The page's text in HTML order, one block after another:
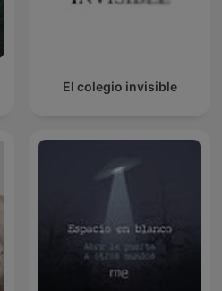
El colegio invisible